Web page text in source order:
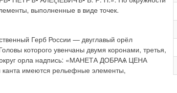
выполненные в виде точек.
Герб России — двуглавый орёл
которого увенчаны двумя коронами, третья,
орла надпись: «МАНЕТА ДОБРАѦ ЦЕНА
имеются рельефные элементы,